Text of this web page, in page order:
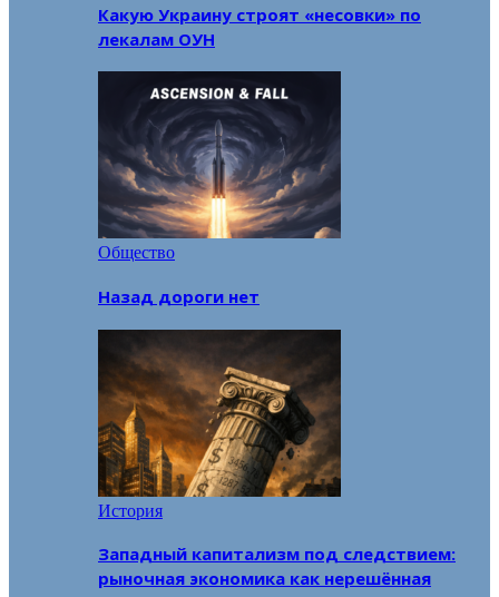
Какую Украину строят «несовки» по
лекалам ОУН
Общество
Назад дороги нет
История
Западный капитализм под следствием:
рыночная экономика как нерешённая